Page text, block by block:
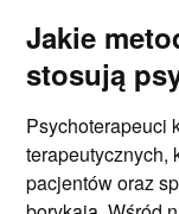
Jakie
stosują
Psychoterapeuci
terapeutycznych,
pacjentów oraz